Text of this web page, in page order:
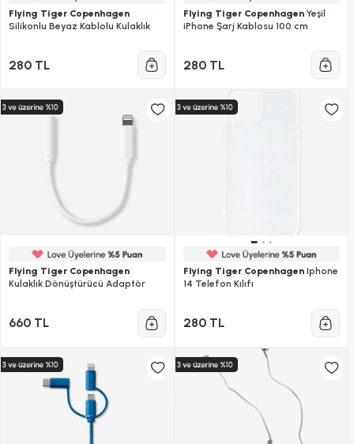
Flying Tiger Copenhagen
Silikonlu Beyaz Kablolu Kulaklık
280 TL
Flying Tiger CopenhagenYeşil
iPhone Şarj Kablosu 100 cm
280 TL
Flying Tiger Copenhagen
Kulaklık Dönüştürücü Adaptör
660 TL
Flying Tiger CopenhagenIphone
14 Telefon Kılıfı
280 TL